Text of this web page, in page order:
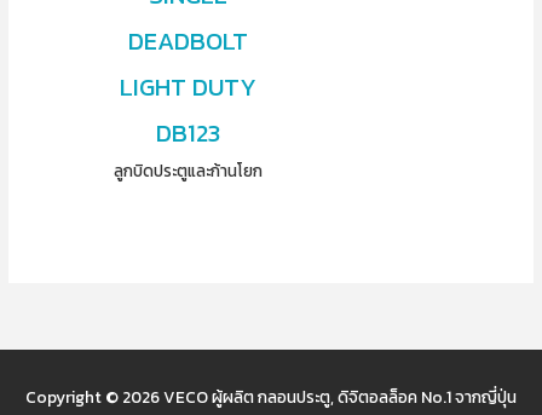
DEADBOLT
LIGHT DUTY
DB123
ลูกบิดประตูและก้านโยก
Copyright © 2026VECO ผู้ผลิต กลอนประตู, ดิจิตอลล็อค No.1 จากญี่ปุ่น